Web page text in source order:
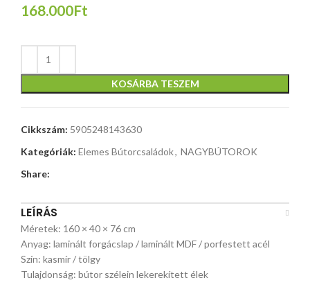
168.000Ft
KOSÁRBA TESZEM
Cikkszám: 5905248143630
Kategóriák: Elemes Bútorcsaládok, NAGYBÚTOROK
Share:
LEÍRÁS
Méretek: 160 × 40 × 76 cm
Anyag: laminált forgácslap / laminált MDF / porfestett acél
Szín: kasmír / tölgy
Tulajdonság: bútor szélein lekerekített élek